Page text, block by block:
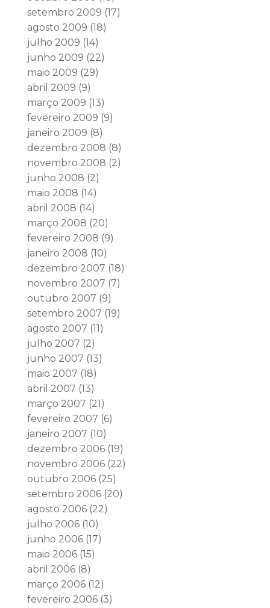
setembro 2009 (17)
agosto 2009 (18)
julho 2009 (14)
junho 2009 (22)
maio 2009 (29)
abril 2009 (9)
março 2009 (13)
fevereiro 2009 (9)
janeiro 2009 (8)
dezembro 2008 (8)
novembro 2008 (2)
junho 2008 (2)
maio 2008 (14)
abril 2008 (14)
março 2008 (20)
fevereiro 2008 (9)
janeiro 2008 (10)
dezembro 2007 (18)
novembro 2007 (7)
outubro 2007 (9)
setembro 2007 (19)
agosto 2007 (11)
julho 2007 (2)
junho 2007 (13)
maio 2007 (18)
abril 2007 (13)
março 2007 (21)
fevereiro 2007 (6)
janeiro 2007 (10)
dezembro 2006(19)
novembro 2006(22)
outubro 2006(25)
setembro 2006(20)
agosto 2006(22)
julho 2006(10)
junho 2006(17)
maio 2006(15)
abril 2006(8)
março 2006(12)
fevereiro 2006(3)